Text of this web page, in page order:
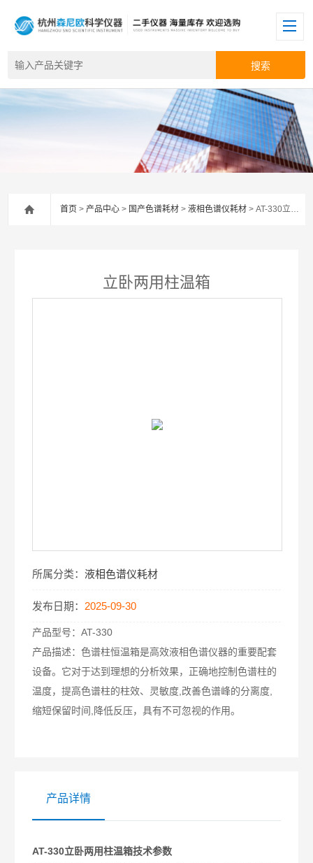
首页 >产品中心 > 国产色谱耗材 >液相色谱仪耗材 > AT-330立卧两用柱温箱
立卧两用柱温箱
所属分类：液相色谱仪耗材
发布日期： 2025-09-30
产品型号：AT-330
产品描述：色谱柱恒温箱是高效液相色谱仪器的重要配套
设备。它对于达到理想的分析效果，正确地控制色谱柱的
温度，提高色谱柱的柱效、灵敏度,改善色谱峰的分离度,
缩短保留时间,降低反压，具有不可忽视的作用。
产品详情
AT-330立卧两用柱温箱技术参数